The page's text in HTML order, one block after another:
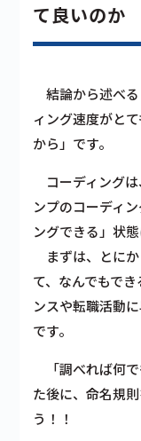
て良いのか
結論から述べ
ィング速度がと
から」です。
コーディング
ンプのコーディ
ングできる」状
まずは、とに
て、なんでもで
ンスや転職活動
です。
「調べれば何
た後に、命名規
う！！